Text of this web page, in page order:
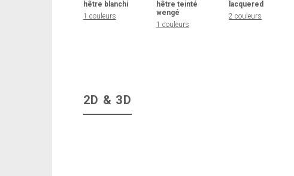
hêtre blanchi
1 couleurs
hêtre teinté
wengé
1 couleurs
lacquered
2 couleurs
2D & 3D